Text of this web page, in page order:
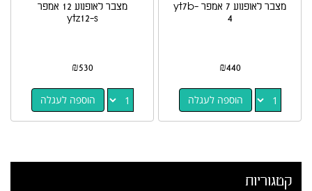
מצבר לאופנוע 7 אמפר yt7b-
4
₪440
הוספה לעגלה
מצבר לאופנוע 12 אמפר
ytz12-s
₪530
הוספה לעגלה
קטגוריות